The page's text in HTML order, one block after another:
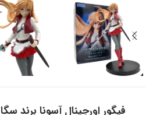
فیگور اورجینال آسونا برند سگا